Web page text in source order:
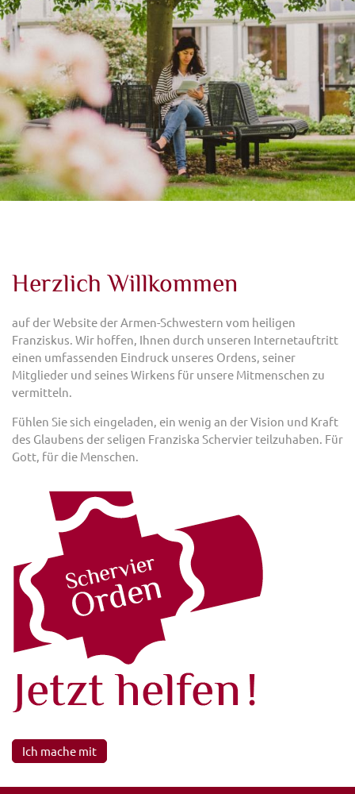
Erleben Sie eines unserer spirituellen Angebote und lassen
Sie den Alltag hinter sich.
mehr erfahren
Herzlich Willkommen
auf der Website der Armen-Schwestern vom heiligen
Franziskus. Wir hoffen, Ihnen durch unseren Internetauftritt
einen umfassenden Eindruck unseres Ordens, seiner
Mitglieder und seines Wirkens für unsere Mitmenschen zu
vermitteln.
Fühlen Sie sich eingeladen, ein wenig an der Vision und Kraft
des Glaubens der seligen Franziska Schervier teilzuhaben. Für
Gott, für die Menschen.
Ich mache mit